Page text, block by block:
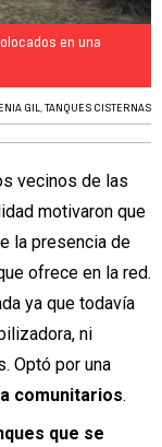
en una
GIL,TANQUES CISTERNAS
vecinos de las
motivaron que
la presencia de
ofrece en la red.
ya que todavía
ni
Optó por una
comunitarios.
que se